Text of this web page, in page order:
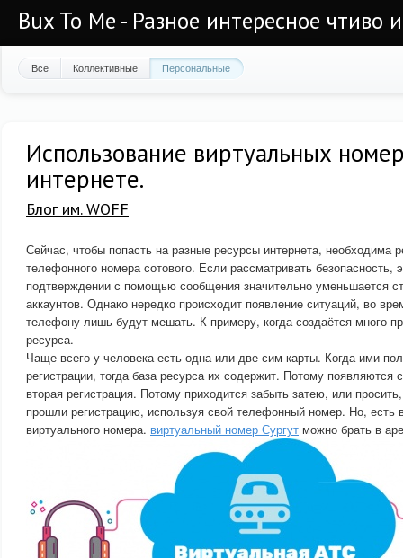
Bux To Me - Разное интересное чтиво
Все Коллективные Персональные
Использование виртуальных
интернете.
Блог им. WOFF
Сейчас, чтобы попасть на разные ресурсы интернета, необходима
телефонного номера сотового. Если рассматривать безопасность,
подтверждении с помощью сообщения значительно уменьшается
аккаунтов. Однако нередко происходит появление ситуаций, во
телефону лишь будут мешать. К примеру, когда создаётся много
ресурса.
Чаще всего у человека есть одна или две сим карты. Когда ими
регистрации, тогда база ресурса их содержит. Потому появляются
вторая регистрация. Потому приходится забыть затею, или
прошли регистрацию, используя свой телефонный номер. Но, есть
виртуального номера. виртуальный номер Сургут можно брать в